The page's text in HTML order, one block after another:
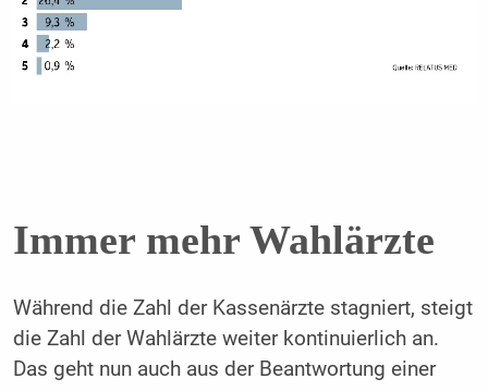
Immer mehr Wahlärzte
Während die Zahl der Kassenärzte stagniert, steigt
die Zahl der Wahlärzte weiter kontinuierlich an.
Das geht nun auch aus der Beantwortung einer